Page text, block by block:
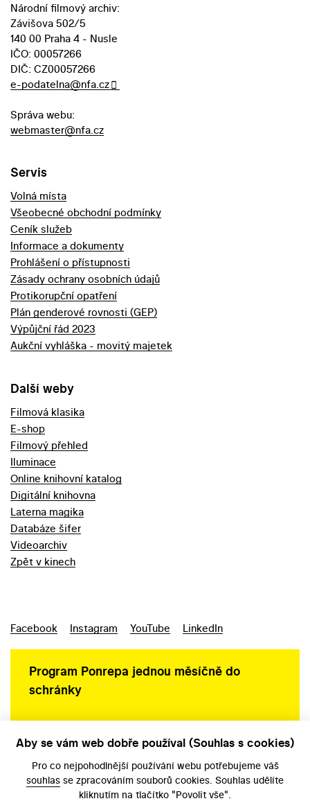
Národní filmový archiv:
Závišova 502/5
140 00 Praha 4 - Nusle
IČO: 00057266
DIČ: CZ00057266
e-podatelna@nfa.cz
Správa webu:
webmaster@nfa.cz
Servis
Volná místa
Všeobecné obchodní podmínky
Ceník služeb
Informace a dokumenty
Prohlášení o přístupnosti
Zásady ochrany osobních údajů
Protikorupční opatření
Plán genderové rovnosti (GEP)
Výpůjční řád 2023
Aukční vyhláška - movitý majetek
Další weby
Filmová klasika
E-shop
Filmový přehled
Iluminace
Online knihovní katalog
Digitální knihovna
Laterna magika
Databáze šifer
Videoarchiv
Zpět v kinech
Facebook Instagram YouTube LinkedIn
Program Ponrepa jednou měsíčně do
schránky
Aby se vám web dobře používal (Souhlas s cookies)
Pro co nejpohodlnější používání webu potřebujeme váš
souhlas se zpracováním souborů cookies. Souhlas udělíte
kliknutím na tlačítko "Povolit vše".